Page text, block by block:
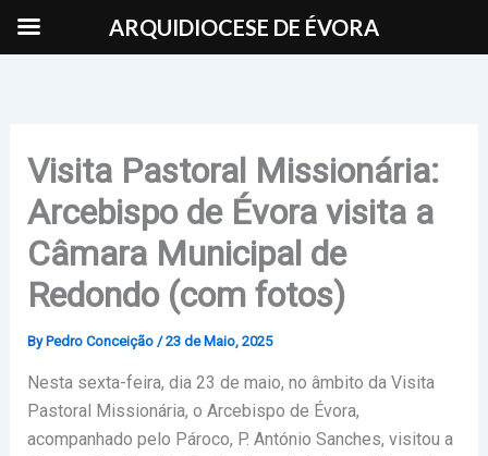
Visita Pastoral Missionária:
Arcebispo de Évora visita a
Câmara Municipal de
Redondo (com fotos)
By Pedro Conceição /23 de Maio, 2025
Nesta sexta-feira, dia 23 de maio, no âmbito da Visita
Pastoral Missionária, o Arcebispo de Évora,
acompanhado pelo Pároco, P. António Sanches, visitou a
ARQUIDIOCESE DE ÉVORA